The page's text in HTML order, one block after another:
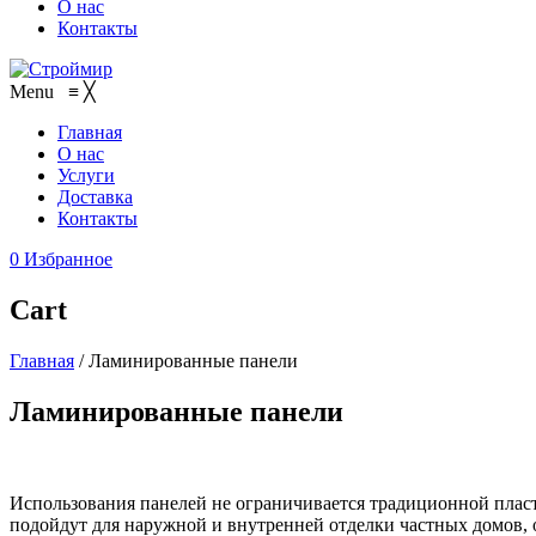
О нас
Контакты
Menu ≡ ╳
Главная
О нас
Услуги
Доставка
Контакты
0 Избранное
Cart
Главная /Ламинированные панели
Ламинированные панели
Использования панелей не ограничивается традиционной
подойдут для наружной и внутренней отделки частных